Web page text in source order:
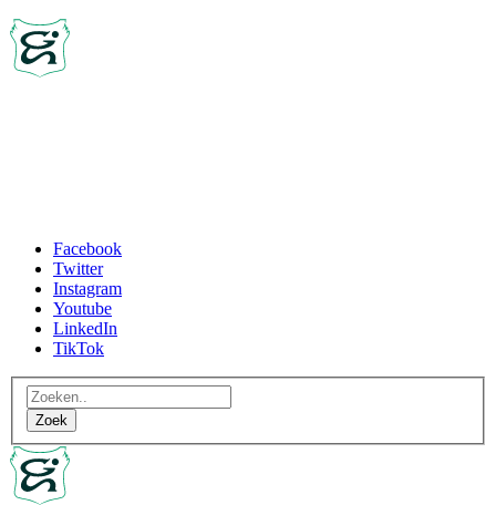
Facebook
Twitter
Instagram
Youtube
LinkedIn
TikTok